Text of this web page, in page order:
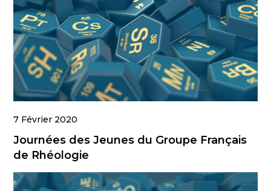
7 Février 2020
Journées des Jeunes du Groupe Français
de Rhéologie